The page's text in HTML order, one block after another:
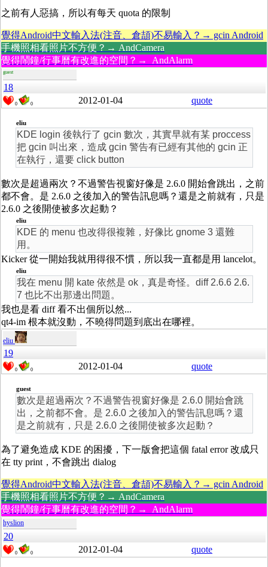
之前有人惡搞，所以有每天 quota 的限制
覺得Android中文輸入法(注音、倉頡)不易輸入？→ gcin Android
手機照相看照片不方便？→ AndCamera
覺得鬧鐘/行事曆有改進的空間？→ AndAlarm
guest
18
0 0 2012-01-04 quote
eliu
KDE login 後執行了 gcin 數次，其實早就有某 proccess
把 gcin 叫出來，造成 gcin 警告有已經有其他的 gcin 正
在執行，還要 click button
數次是超過兩次？不過警告視窗好像是 2.6.0 開始會跳出，之前
都不會。是 2.6.0 之後加入的警告訊息嗎？還是之前就有，只是
2.6.0 之後開使被多次起動？
eliu
KDE 的 menu 也改得很複雜，好像比 gnome 3 還難
用。
Kicker 從一開始我就用得很不慣，所以我一直都是用 lancelot。
eliu
我在 menu 開 kate 依然是 ok，真是奇怪。diff 2.6.6 2.6.
7 也比不出那邊出問題。
我也是看 diff 看不出個所以然...
qt4-im 根本就沒動，不曉得問題到底出在哪裡。
eliu
19
0 0 2012-01-04 quote
guest
數次是超過兩次？不過警告視窗好像是 2.6.0 開始會跳
出，之前都不會。是 2.6.0 之後加入的警告訊息嗎？還
是之前就有，只是 2.6.0 之後開使被多次起動？
為了避免造成 KDE 的困擾，下一版會把這個 fatal error 改成只
在 tty print，不會跳出 dialog
覺得Android中文輸入法(注音、倉頡)不易輸入？→ gcin Android
手機照相看照片不方便？→ AndCamera
覺得鬧鐘/行事曆有改進的空間？→ AndAlarm
hyslion
20
0 0 2012-01-04 quote